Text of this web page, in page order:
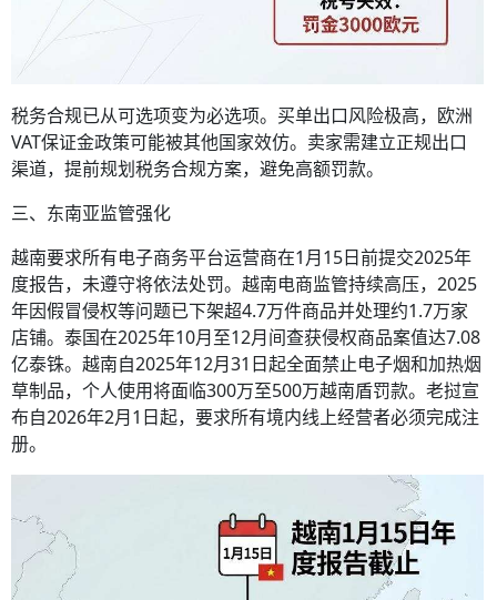
税务合规已从可选项变为必选项。买单出口风险极高，欧洲
VAT保证金政策可能被其他国家效仿。卖家需建立正规出口
渠道，提前规划税务合规方案，避免高额罚款。
三、东南亚监管强化
越南要求所有电子商务平台运营商在1月15日前提交2025年
度报告，未遵守将依法处罚。越南电商监管持续高压，2025
年因假冒侵权等问题已下架超4.7万件商品并处理约1.7万家
店铺。泰国在2025年10月至12月间查获侵权商品案值达7.08
亿泰铢。越南自2025年12月31日起全面禁止电子烟和加热烟
草制品，个人使用将面临300万至500万越南盾罚款。老挝宣
布自2026年2月1日起，要求所有境内线上经营者必须完成注
册。